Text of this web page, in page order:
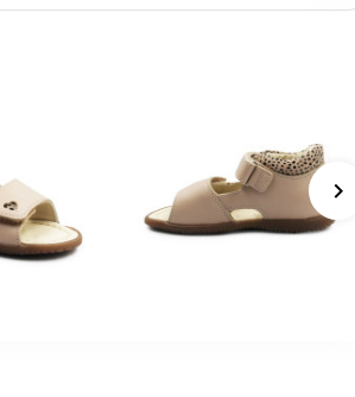
keyboard_arrow_right